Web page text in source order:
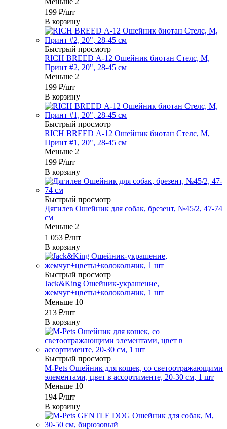
199 ₽/шт
В корзину
Быстрый просмотр
RICH BREED А-12 Ошейник биотан Стелс, М,
Принт #2, 20", 28-45 см
Меньше 2
199 ₽/шт
В корзину
Быстрый просмотр
RICH BREED А-12 Ошейник биотан Стелс, М,
Принт #1, 20", 28-45 см
Меньше 2
199 ₽/шт
В корзину
Быстрый просмотр
Дягилев Ошейник для собак, брезент, №45/2, 47-74
см
Меньше 2
1 053 ₽/шт
В корзину
Быстрый просмотр
Jack&King Ошейник-украшение,
жемчуг+цветы+колокольчик, 1 шт
Меньше 10
213 ₽/шт
В корзину
Быстрый просмотр
M-Pets Ошейник для кошек, со светоотражающими
элементами, цвет в ассортименте, 20-30 см, 1 шт
Меньше 10
194 ₽/шт
В корзину